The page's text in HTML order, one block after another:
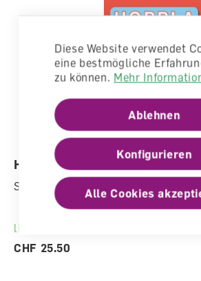
Hoppla 1 Schülerbuch
Schulbuch
lieferbar
CHF 25.50
Diese Website verwendet
eine bestmögliche
zu können. Mehr
Ablehnen
Konfigurieren
Alle Cookies